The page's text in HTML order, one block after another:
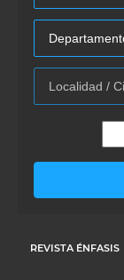
REVISTA ÉNFASIS